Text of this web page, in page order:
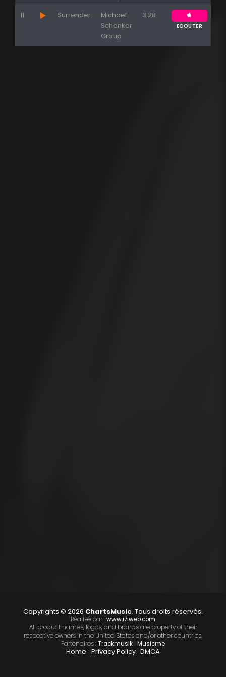
11 Surrender
Michael
Schenker
Group
3:28
ECOUTER
Copyrights © 2026 ChartsMusic. Tous droits réservés.
Réalisé par :www.i7iweb.com
All product names, logos, and brands are property of their
respective owners in the United States and/or other countries.
Partenaires :Trackmusik | Musicme
Home Privacy Policy DMCA